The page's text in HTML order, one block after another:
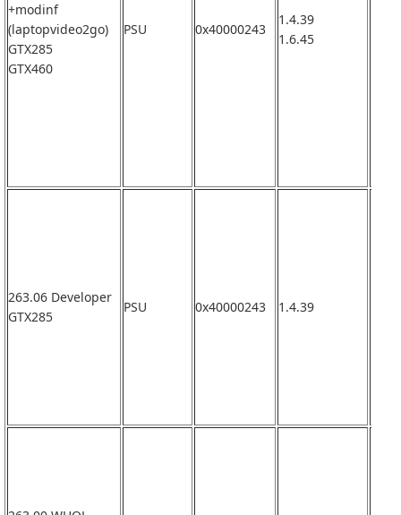
+modinf
(laptopvideo2go)
GTX285
GTX460
PSU 0x40000243
1.4.39
1.6.45
263.06 Developer
GTX285
PSU 0x40000243 1.4.39